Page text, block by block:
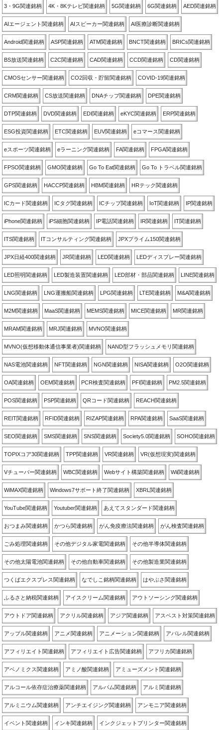
3・9G関連銘柄 4K・8Kテレビ関連銘柄 5G関連銘柄 6G関連銘柄 AED関連銘柄
AIエージェント関連銘柄 AIスピーカー関連銘柄 AI医療診断関連銘柄
Android関連銘柄 ASP関連銘柄 ATM関連銘柄 BNCT関連銘柄 BRICs関連銘柄
BS放送関連銘柄 C2C関連銘柄 CAD関連銘柄 CCD関連銘柄 CD関連銘柄
CMOSセンサー関連銘柄 CO2回収・貯留関連銘柄 COVID-19関連銘柄
CRM関連銘柄 CS放送関連銘柄 DNAチップ関連銘柄 DPE関連銘柄
DTP関連銘柄 DVD関連銘柄 EDI関連銘柄 eKYC関連銘柄 ERP関連銘柄
ESG投資関連銘柄 ETC関連銘柄 EUV関連銘柄 eコマース関連銘柄
eスポーツ関連銘柄 eラーニング関連銘柄 FA関連銘柄 FPGA関連銘柄
FPSO関連銘柄 GMO関連銘柄 Go To Eat関連銘柄 Go To トラベル関連銘柄
GPS関連銘柄 HACCP関連銘柄 HBM関連銘柄 HRテック関連銘柄
ICカード関連銘柄 ICタグ関連銘柄 ICチップ関連銘柄 IoT関連銘柄 IP関連銘柄
iPhone関連銘柄 iPS細胞関連銘柄 IP電話関連銘柄 IR関連銘柄 IT関連銘柄
ITS関連銘柄 ITコンサルティング関連銘柄 JPXプライム150関連銘柄
JPX日経400関連銘柄 JR関連銘柄 LED関連銘柄 LEDディスプレー関連銘柄
LED照明関連銘柄 LED製造装置関連銘柄 LED部材・部品関連銘柄 LINE関連銘柄
LNG関連銘柄 LNG運搬船関連銘柄 LPG関連銘柄 LTE関連銘柄 M&A関連銘柄
M2M関連銘柄 MaaS関連銘柄 MEMS関連銘柄 MICE関連銘柄 MR関連銘柄
MRAM関連銘柄 MRJ関連銘柄 MVNO関連銘柄
MVNO(仮想移動体通信事業者)関連銘柄 NAND型フラッシュメモリ関連銘柄
NAS電池関連銘柄 NFT関連銘柄 NGN関連銘柄 NISA関連銘柄 O2O関連銘柄
OA関連銘柄 OEM関連銘柄 PCR検査関連銘柄 PFI関連銘柄 PM2.5関連銘柄
POS関連銘柄 PSP関連銘柄 QRコード関連銘柄 REACH関連銘柄
REIT関連銘柄 RFID関連銘柄 RIZAP関連銘柄 RPA関連銘柄 SaaS関連銘柄
SEO関連銘柄 SMS関連銘柄 SNS関連銘柄 Society5.0関連銘柄 SOHO関連銘柄
TOPIXコア30関連銘柄 TPP関連銘柄 VR関連銘柄 VR(仮想現実)関連銘柄
Vチューバー関連銘柄 WBC関連銘柄 Webサイト構築関連銘柄 Wii関連銘柄
WiMAX関連銘柄 Windows7サポート終了関連銘柄 XBRL関連銘柄
YouTube関連銘柄 Youtuber関連銘柄 あえてスタンダード関連銘柄
おつまみ関連銘柄 かつら関連銘柄 がん免疫療法関連銘柄 がん検査関連銘柄
ごみ処理関連銘柄 その他デジタル家電関連銘柄 その他半導体関連銘柄
その他太陽電池関連銘柄 その他自動車関連銘柄 その他製造業関連銘柄
つくばエクスプレス関連銘柄 なでしこ銘柄関連銘柄 はやぶさ関連銘柄
ふるさと納税関連銘柄 アイスクリーム関連銘柄 アウトソーシング関連銘柄
アウトドア関連銘柄 アクリル関連銘柄 アジア関連銘柄 アスベスト対策関連銘柄
アップル関連銘柄 アニメ関連銘柄 アニメーション関連銘柄 アパレル関連銘柄
アフィリエイト関連銘柄 アフィリエイト広告関連銘柄 アフリカ関連銘柄
アベノミクス関連銘柄 アミノ酸関連銘柄 アミューズメント関連銘柄
アルコール依存症治療薬関連銘柄 アルバム関連銘柄 アルミ関連銘柄
アルミニウム関連銘柄 アンチエイジング関連銘柄 アンモニア関連銘柄
イベント関連銘柄 インキ関連銘柄 インクジェットプリンター関連銘柄